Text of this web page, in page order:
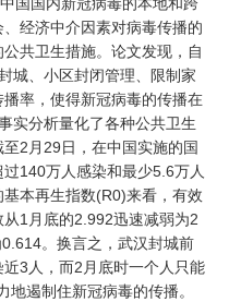
国国内新冠病毒的本地和跨
经济中介因素对病毒传播的
共卫生措施。论文发现，自
城、小区封闭管理、限制家
率，使得新冠病毒的传播在
实分析量化了各种公共卫生
2月29日，在中国实施的国
140万人感染和最少5.6万人
本再生指数(R0)来看，有效
1月底的2.992迅速减弱为2
。换言之，武汉封城前
3人，而2月底时一个人只能
遏制住新冠病毒的传播。